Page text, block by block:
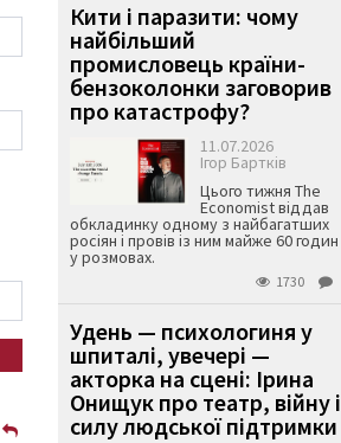
Кити і паразити: чому
найбільший
промисловець країни-
бензоколонки заговорив
про катастрофу?
11.07.2026
Ігор Бартків
Цього тижня The
Economist віддав
обкладинку одному з найбагатших
росіян і провів із ним майже 60 годин
у розмовах.
1730
Удень — психологиня у
шпиталі, увечері —
акторка на сцені: Ірина
Онищук про театр, війну і
силу людської підтримки